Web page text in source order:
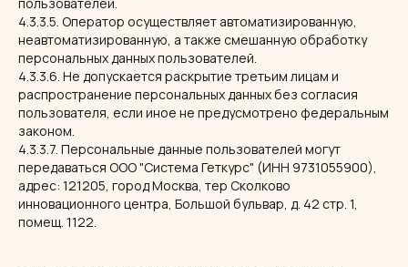
4.3.3.5. Оператор осуществляет автоматизированную,
неавтоматизированную, а также смешанную обработку
персональных данных пользователей.
4.3.3.6. Не допускается раскрытие третьим лицам и
распространение персональных данных без согласия
пользователя, если иное не предусмотрено федеральным
законом.
4.3.3.7. Персональные данные пользователей могут
передаваться ООО "Система Геткурс" (ИНН 9731055900),
адрес: 121205, город Москва, тер Сколково
инновационного центра, Большой бульвар, д. 42 стр. 1,
помещ. 1122.